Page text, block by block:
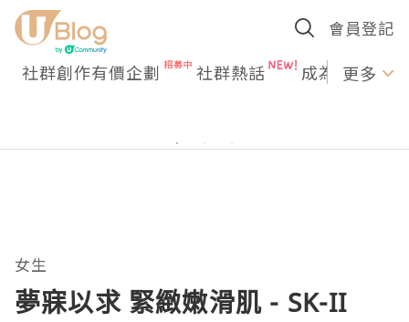
會員登記
社群創作有價企劃 社群熱話 成為U更多
女生
夢寐以求 緊緻嫩滑肌 - SK-II